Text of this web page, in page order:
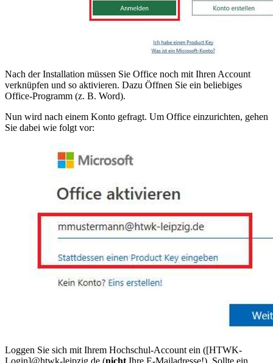
Nach der Installation müssen Sie Office noch mit Ihren Account
verknüpfen und so aktivieren. Dazu Öffnen Sie ein beliebiges
Office-Programm (z. B. Word).
Nun wird nach einem Konto gefragt. Um Office einzurichten, gehen
Sie dabei wie folgt vor:
Loggen Sie sich mit Ihrem Hochschul-Account ein ([HTWK-
Login]@htwk-leipzig.de (nicht Ihre E-Mailadresse!). Sollte ein